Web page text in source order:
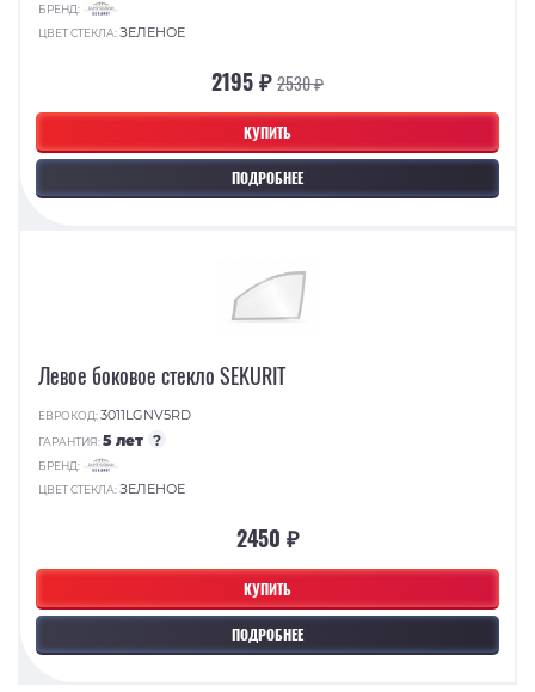
КУПИТЬ
ПОДРОБНЕЕ
БРЕНД:
ЦВЕТ СТЕКЛА:ЗЕЛЕНОЕ
2195 ₽2530 ₽
КУПИТЬ
ПОДРОБНЕЕ
Левое боковое стекло SEKURIT
ЕВРОКОД:3011LGNV5RD
ГАРАНТИЯ:5 лет ?
БРЕНД:
ЦВЕТ СТЕКЛА:ЗЕЛЕНОЕ
2450 ₽